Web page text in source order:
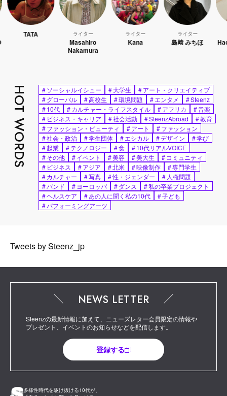
TATA ライター
Masahiro
Nakamura
ライター
Kana
ライター
島﨑 みちほ Hao
HOT WORDS #ソーシャルイシュー #大学生 #アート・クリエイティブ
#グローバル #高校生 #環境問題 #エンタメ #Steenz
#10代 #カルチャー・ライフスタイル #アフリカ #音楽
# ビジネス・キャリア #社会活動 #SteenzAbroad #教育
#ファッション・ビューティ #アート #ファッション
#社会・政治 #学生団体 #エシカル #デザイン #学び
#起業 #テクノロジー #食 #10代リアルVOICE
#その他 #イベント #美容 #美大生 # コミュニティ
# ビジネス #アジア #北米 #映像制作 #専門学生
#カルチャー #写真 #性・ジェンダー # 人権問題
#バンド #ヨーロッパ #ダンス #私の卒業プロジェクト
#ヘルスケア #あの人に聞く私の10代 #子ども
#パフォーミングアーツ
Tweets by Steenz_jp
多様性時代を駆け抜ける10代が、
NEWS LETTER
Steenzの最新情報に加えて、ニューズレター会員限定の情報や
プレゼント、イベントのお知らせなどを配信します。
登録する